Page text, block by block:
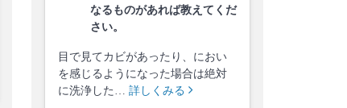
なるものがあれば教えてくだ
さい。
目で見てカビがあったり、におい
を感じるようになった場合は絶対
に洗浄した… 詳しくみる